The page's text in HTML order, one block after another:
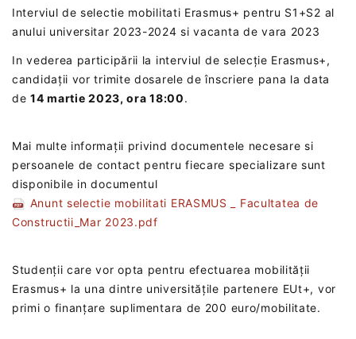
Interviul de selectie mobilitati Erasmus+ pentru S1+S2 al
anului universitar 2023-2024 si vacanta de vara 2023
In vederea participării la interviul de selecție Erasmus+,
candidații vor trimite dosarele de înscriere pana la data
de14 martie 2023, ora 18:00.
Mai multe informații privind documentele necesare si
persoanele de contact pentru fiecare specializare sunt
disponibile in documentul
Anunt selectie mobilitati ERASMUS _ Facultatea de
Constructii_Mar 2023.pdf
Studenții care vor opta pentru efectuarea mobilității
Erasmus+ la una dintre universitățile partenere EUt+, vor
primi o finanțare suplimentara de 200 euro/mobilitate.